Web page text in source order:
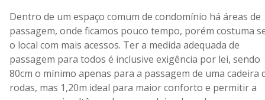
Dentro de um espaço comum de condomínio há áreas de
passagem, onde ficamos pouco tempo, porém costuma
o local com mais acessos. Ter a medida adequada de
passagem para todos é inclusive exigência por lei, sendo
80cm o mínimo apenas para a passagem de uma cadeira
rodas, mas 1,20m ideal para maior conforto e permitir a